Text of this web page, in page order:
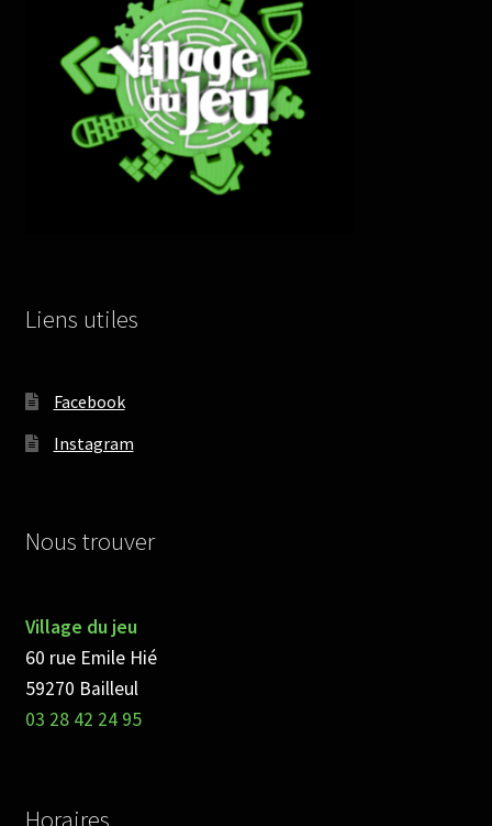
Liens utiles
Facebook
Instagram
Nous trouver
Village du jeu
60 rue Emile Hié
59270 Bailleul
03 28 42 24 95
Horaires